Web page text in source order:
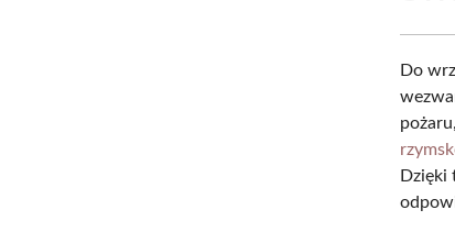
Do
Dzięki